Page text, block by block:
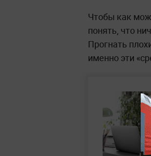
Чтобы как
понять, что
Прогнать
именно эти